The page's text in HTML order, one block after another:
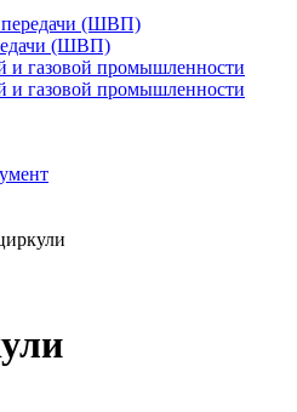
(ШВП)
(ШВП)
и газовой промышленности
и газовой промышленности